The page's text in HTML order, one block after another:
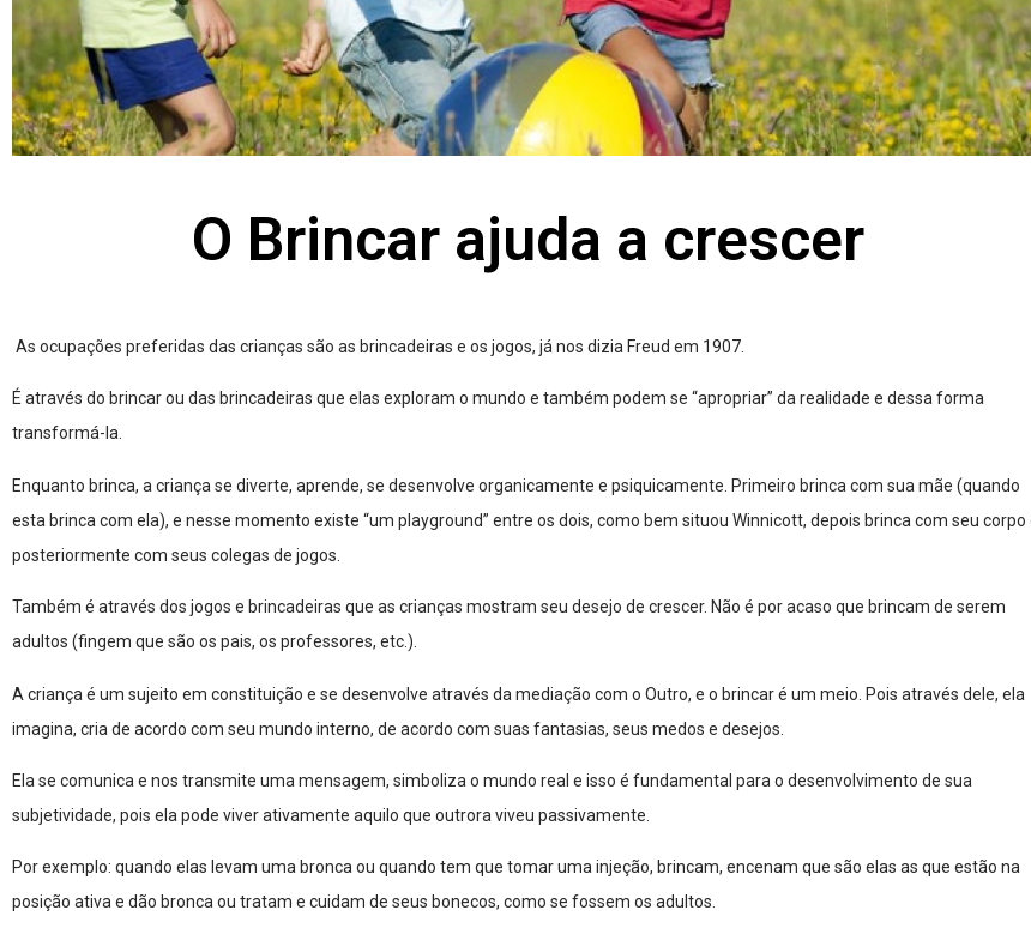
O Brincar ajuda a crescer
As ocupações preferidas das crianças são as brincadeiras e os jogos, já nos dizia Freud em 1907.
É através do brincar ou das brincadeiras que elas exploram o mundo e também podem se “apropriar” da realidade e dessa forma
transformá-la.
Enquanto brinca, a criança se diverte, aprende, se desenvolve organicamente e psiquicamente. Primeiro brinca com sua mãe (quando
esta brinca com ela), e nesse momento existe “um playground” entre os dois, como bem situou Winnicott, depois brinca com seu corpo
posteriormente com seus colegas de jogos.
Também é através dos jogos e brincadeiras que as crianças mostram seu desejo de crescer. Não é por acaso que brincam de serem
adultos (fingem que são os pais, os professores, etc.).
A criança é um sujeito em constituição e se desenvolve através da mediação com o Outro, e o brincar é um meio. Pois através dele, ela
imagina, cria de acordo com seu mundo interno, de acordo com suas fantasias, seus medos e desejos.
Ela se comunica e nos transmite uma mensagem, simboliza o mundo real e isso é fundamental para o desenvolvimento de sua
subjetividade, pois ela pode viver ativamente aquilo que outrora viveu passivamente.
Por exemplo: quando elas levam uma bronca ou quando tem que tomar uma injeção, brincam, encenam que são elas as que estão na
posição ativa e dão bronca ou tratam e cuidam de seus bonecos, como se fossem os adultos.